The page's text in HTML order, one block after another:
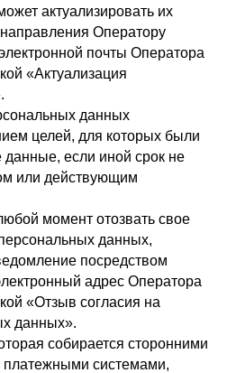
актуализировать их
Оператору
почты Оператора
«Актуализация
данных
целей, для которых были
если иной срок не
или действующим
момент отозвать свое
данных,
посредством
адрес Оператора
«Отзыв согласия на
данных».
собирается сторонними
платежными системами,